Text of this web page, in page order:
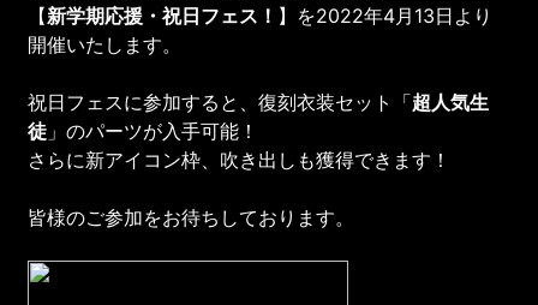
【新学期応援・祝日フェス ！ 】を2022年4月13日より
開催いたします。
祝日フェスに参加すると、復刻衣装セット「超人気生
徒 」のパーツが入手可能！
さらに新アイコン枠、吹き出しも獲得できます！
皆様のご参加をお待ちしております。